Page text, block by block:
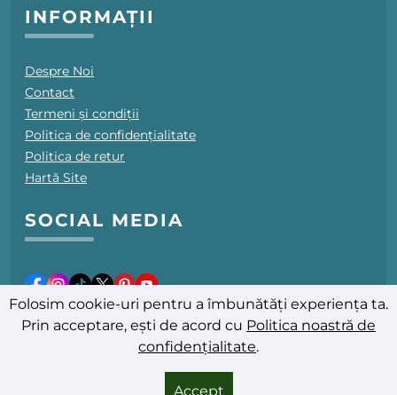
INFORMAȚII
Despre Noi
Contact
Termeni și condiții
Politica de confidențialitate
Politica de retur
Hartă Site
SOCIAL MEDIA
Ultima actualizare: 08.08.2026
© 2025-2026 PromoFarmacii.ro - Toate drepturile rezervate
Folosim cookie-uri pentru a îmbunătăți experiența ta.
Prin acceptare, ești de acord cu Politica noastră de
confidențialitate.
Accept